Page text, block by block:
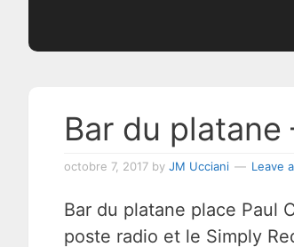
Bar du platane
octobre 7, 2017 by JM Ucciani Leave
Bar du platane place Paul
poste radio et le Simply